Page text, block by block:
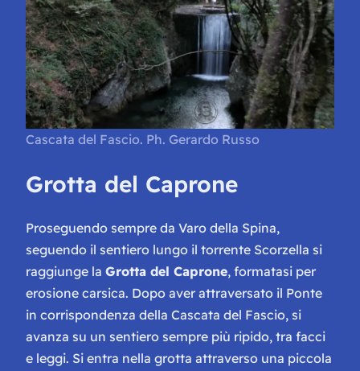
Cascata del Fascio. Ph. Gerardo Russo
Grotta del Caprone
Proseguendo sempre da Varo della Spina,
seguendo il sentiero lungo il torrente Scorzella si
raggiunge la Grotta del Caprone, formatasi per
erosione carsica. Dopo aver attraversato il Ponte
in corrispondenza della Cascata del Fascio, si
avanza su un sentiero sempre più ripido, tra facci
e leggi. Si entra nella grotta attraverso una piccola